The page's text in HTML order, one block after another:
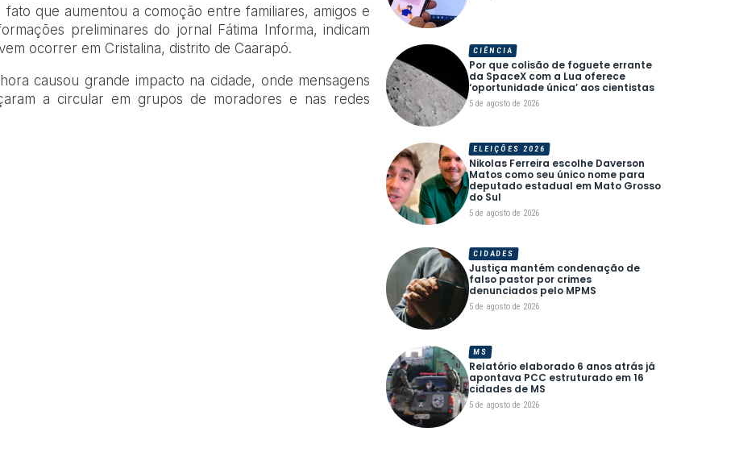
que aumentou a comoção entre familiares, amigos e
preliminares do jornal Fátima Informa, indicam
ocorrer em Cristalina, distrito de Caarapó.
causou grande impacto na cidade, onde mensagens
a circular em grupos de moradores e nas redes
Por que colisão de foguete errante
da SpaceX com a Lua oferece
‘oportunidade única’ aos cientistas
5 de agosto de 2026
CIÊNCIA
Nikolas Ferreira escolhe Daverson
Matos como seu único nome para
deputado estadual em Mato Grosso
do Sul
5 de agosto de 2026
ELEIÇÕES 2026
Justiça mantém condenação de
falso pastor por crimes
denunciados pelo MPMS
5 de agosto de 2026
CIDADES
Relatório elaborado 6 anos atrás já
apontava PCC estruturado em 16
cidades de MS
5 de agosto de 2026
MS